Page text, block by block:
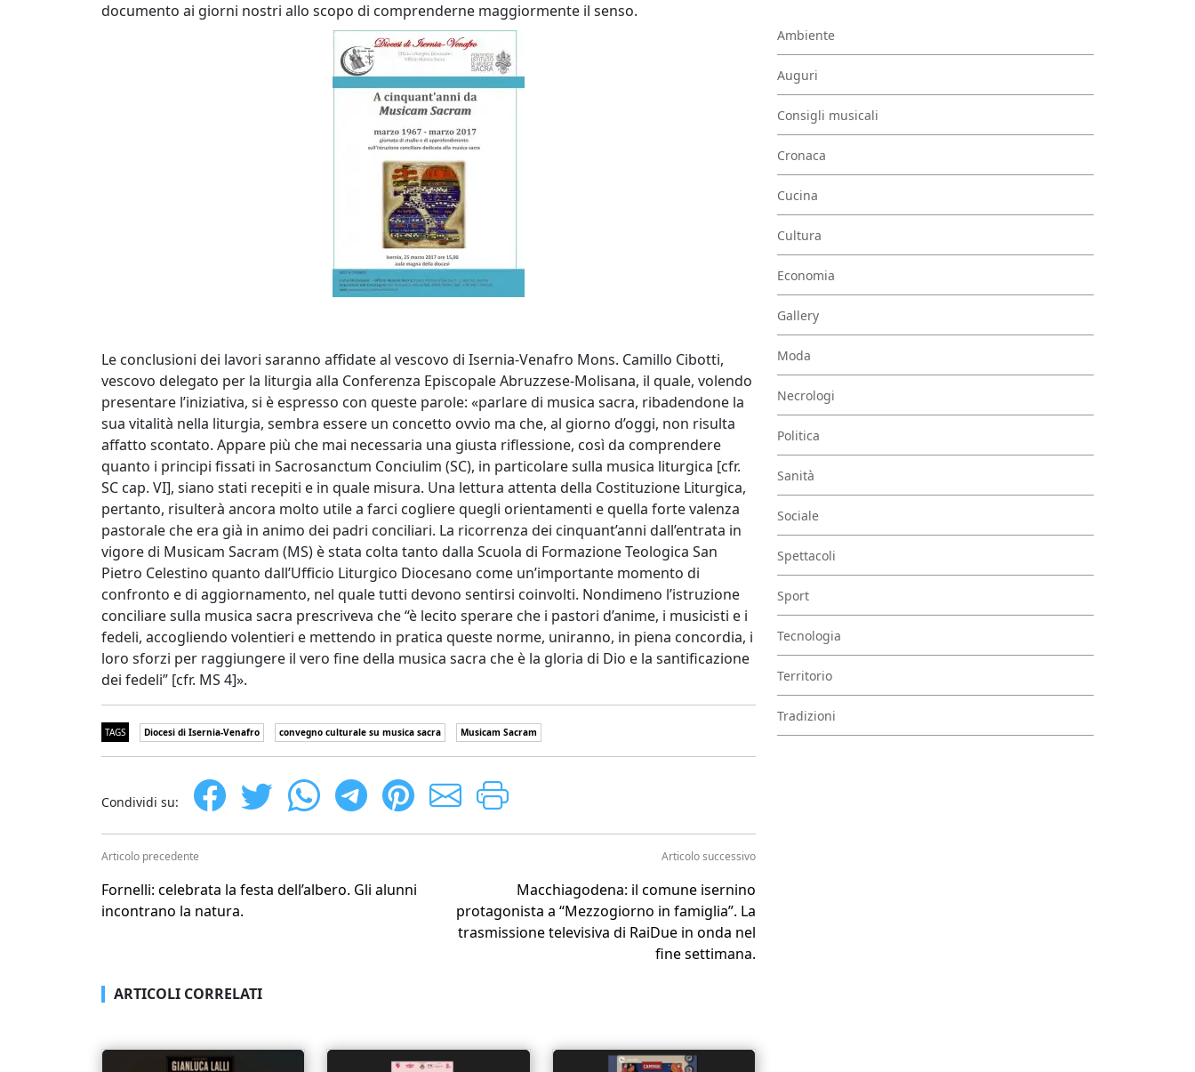
documento ai giorni nostri allo scopo di comprenderne maggiormente il senso.
Le conclusioni dei lavori saranno affidate al vescovo di Isernia-Venafro Mons. Camillo Cibotti,
vescovo delegato per la liturgia alla Conferenza Episcopale Abruzzese-Molisana, il quale, volendo
presentare l’iniziativa, si è espresso con queste parole: «parlare di musica sacra, ribadendone la
sua vitalità nella liturgia, sembra essere un concetto ovvio ma che, al giorno d’oggi, non risulta
affatto scontato. Appare più che mai necessaria una giusta riflessione, così da comprendere
quanto i principi fissati in Sacrosanctum Conciulim (SC), in particolare sulla musica liturgica [cfr.
SC cap. VI], siano stati recepiti e in quale misura. Una lettura attenta della Costituzione Liturgica,
pertanto, risulterà ancora molto utile a farci cogliere quegli orientamenti e quella forte valenza
pastorale che era già in animo dei padri conciliari. La ricorrenza dei cinquant’anni dall’entrata in
vigore di Musicam Sacram (MS) è stata colta tanto dalla Scuola di Formazione Teologica San
Pietro Celestino quanto dall’Ufficio Liturgico Diocesano come un’importante momento di
confronto e di aggiornamento, nel quale tutti devono sentirsi coinvolti. Nondimeno l’istruzione
conciliare sulla musica sacra prescriveva che “è lecito sperare che i pastori d’anime, i musicisti e i
fedeli, accogliendo volentieri e mettendo in pratica queste norme, uniranno, in piena concordia, i
loro sforzi per raggiungere il vero fine della musica sacra che è la gloria di Dio e la santificazione
dei fedeli” [cfr. MS 4]».
TAGS Diocesi di Isernia-Venafro convegno culturale su musica sacra Musicam Sacram
Condividi su:
Articolo precedente
Fornelli: celebrata la festa dell’albero. Gli alunni
incontrano la natura.
Articolo successivo
Macchiagodena: il comune isernino
protagonista a “Mezzogiorno in famiglia”. La
trasmissione televisiva di RaiDue in onda nel
fine settimana.
ARTICOLI CORRELATI
Ambiente
Auguri
Consigli musicali
Cronaca
Cucina
Cultura
Economia
Gallery
Moda
Necrologi
Politica
Sanità
Sociale
Spettacoli
Sport
Tecnologia
Territorio
Tradizioni